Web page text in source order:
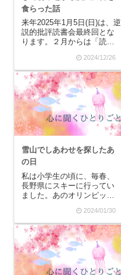
食らった話
来年2025年1月5日(日)は、逆
説的批評読書会最終回とな
ります。２月からは「読書
更いたします。さて、年に
１回は再読している【無意
識さんの力で無敵に生き
る】ですが、正直青山ライ
フ出版の分厚い大嶋本の中
では一番理解する...
2024/12/26
雪山でしあわせを探したあ
の日
私は小学生の頃に、毎春、
長野県にスキーに行ってい
ました。あのオリンピック
こには｢オコジョ｣が出ると
いう噂がありました。オコ
ジョを見ると｢幸せが訪れ
る｣と言われていたのです。
私はオコジョが見たくて見
たく、白い雪の中を一...
2024/01/30